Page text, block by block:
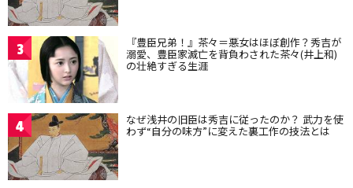
3 『豊臣兄弟！』茶々＝悪女はほぼ創作？秀吉が
溺愛、豊臣家滅亡を背負わされた茶々(井上和)
の壮絶すぎる生涯
4 なぜ浅井の旧臣は秀吉に従ったのか？ 武力を使
わず“自分の味方”に変えた裏工作の技法とは